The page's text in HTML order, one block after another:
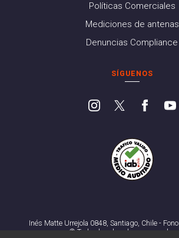
Políticas Comerciales
Mediciones de antenas
Denuncias Compliance
SÍGUENOS
Inés Matte Urrejola 0848, Santiago, Chile -
© Todos los derechos reservados.